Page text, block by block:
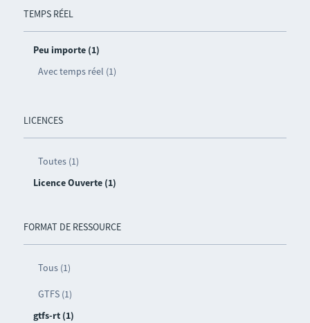
TEMPS RÉEL
Peu importe (1)
Avec temps réel (1)
LICENCES
Toutes (1)
Licence Ouverte (1)
FORMAT DE RESSOURCE
Tous (1)
GTFS (1)
gtfs-rt (1)